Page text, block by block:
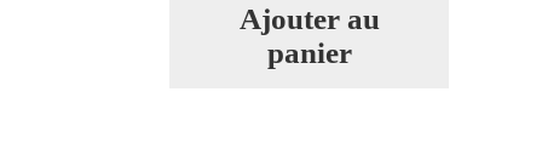
Ajouter au
panier